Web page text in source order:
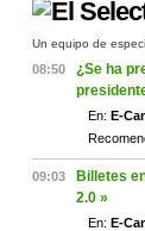
Un equipo de
08:50
¿Se ha
En: E-
09:03
Billetes
2.0 »
En: E-